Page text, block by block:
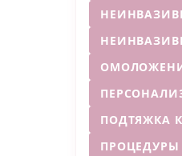
ПОДТЯЖКА
ПРОЦЕДУРЫ